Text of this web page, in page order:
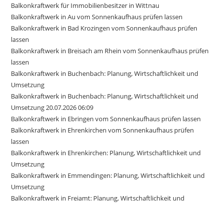
Balkonkraftwerk für Immobilienbesitzer in Wittnau
Balkonkraftwerk in Au vom Sonnenkaufhaus prüfen lassen
Balkonkraftwerk in Bad Krozingen vom Sonnenkaufhaus prüfen
lassen
Balkonkraftwerk in Breisach am Rhein vom Sonnenkaufhaus prüfen
lassen
Balkonkraftwerk in Buchenbach: Planung, Wirtschaftlichkeit und
Umsetzung
Balkonkraftwerk in Buchenbach: Planung, Wirtschaftlichkeit und
Umsetzung 20.07.2026 06:09
Balkonkraftwerk in Ebringen vom Sonnenkaufhaus prüfen lassen
Balkonkraftwerk in Ehrenkirchen vom Sonnenkaufhaus prüfen
lassen
Balkonkraftwerk in Ehrenkirchen: Planung, Wirtschaftlichkeit und
Umsetzung
Balkonkraftwerk in Emmendingen: Planung, Wirtschaftlichkeit und
Umsetzung
Balkonkraftwerk in Freiamt: Planung, Wirtschaftlichkeit und